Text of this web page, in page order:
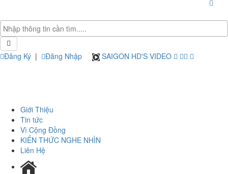
Đăng Ký | Đăng Nhập SAIGON HD'S VIDEO
Giới Thiệu
Tin tức
Vì Cộng Đồng
KIẾN THỨC NGHE NHÌN
Liên Hệ